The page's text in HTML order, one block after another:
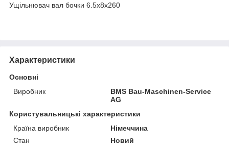
Ущільнювач вал бочки 6.5х8х260
Характеристики
Основні
Виробник
BMS Bau-Maschinen-Service
AG
Користувальницькі характеристики
Країна виробник
Німеччина
Стан
Новий